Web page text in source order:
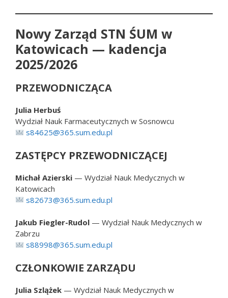
Nowy Zarząd STN ŚUM w
Katowicach — kadencja
2025/2026
PRZEWODNICZĄCA
Julia Herbuś
Wydział Nauk Farmaceutycznych w Sosnowcu
s84625@365.sum.edu.pl
ZASTĘPCY PRZEWODNICZĄCEJ
Michał Azierski — Wydział Nauk Medycznych w
Katowicach
s82673@365.sum.edu.pl
Jakub Fiegler-Rudol — Wydział Nauk Medycznych w
Zabrzu
s88998@365.sum.edu.pl
CZŁONKOWIE ZARZĄDU
Julia Szlążek — Wydział Nauk Medycznych w